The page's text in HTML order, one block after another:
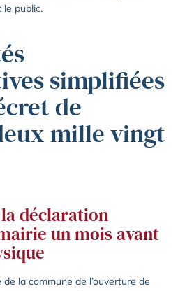
le public.
simplifiées
de
mille vingt
déclaration
un mois avant
la commune de l’ouverture de